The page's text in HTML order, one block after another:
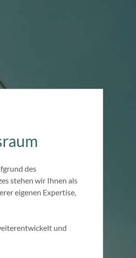
des
stehen wir Ihnen als
eigenen Expertise,
und